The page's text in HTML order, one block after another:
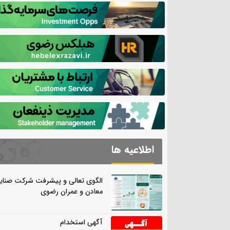
اطلاعیه ها
الگوی تعالی و پیشرفت شرکت
معادن و عمران رضوی
آگهی استخدام